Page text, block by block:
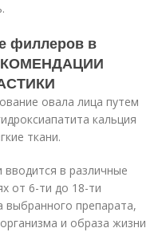
филлеров в
овала лица путем
кальция
ткани.
вводится в различные
от 6-ти до 18-ти
выбранного препарата,
и образа жизни